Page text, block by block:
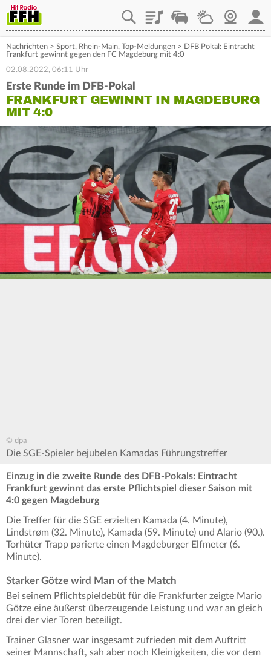
PlaylistStaupilotWetterWebcam
Nachrichten > Sport, Rhein-Main, Top-Meldungen > DFB Pokal: Eintracht
Frankfurt gewinnt gegen den FC Magdeburg mit 4:0
02.08.2022, 06:11 Uhr
Erste Runde im DFB-Pokal
FRANKFURT GEWINNT IN MAGDEBURG
MIT 4:0
© dpa
Die SGE-Spieler bejubelen Kamadas Führungstreffer
Einzug in die zweite Runde des DFB-Pokals: Eintracht
Frankfurt gewinnt das erste Pflichtspiel dieser Saison mit
4:0 gegen Magdeburg
Die Treffer für die SGE erzielten Kamada (4. Minute),
Lindstrøm (32. Minute), Kamada (59. Minute) und Alario (90.).
Torhüter Trapp parierte einen Magdeburger Elfmeter (6.
Minute).
Starker Götze wird Man of the Match
Bei seinem Pflichtspieldebüt für die Frankfurter zeigte Mario
Götze eine äußerst überzeugende Leistung und war an gleich
drei der vier Toren beteiligt.
Trainer Glasner war insgesamt zufrieden mit dem Auftritt
seiner Mannschaft, sah aber noch Kleinigkeiten, die vor dem